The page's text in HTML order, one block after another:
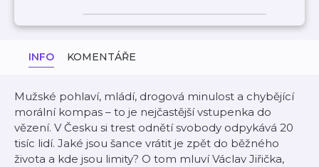
INFO KOMENTÁŘE
Mužské pohlaví, mládí, drogová minulost a chybějící
morální kompas – to je nejčastější vstupenka do
vězení. V Česku si trest odnětí svobody odpykává 20
tisíc lidí. Jaké jsou šance vrátit je zpět do běžného
života a kde jsou limity? O tom mluví Václav Jiřička,